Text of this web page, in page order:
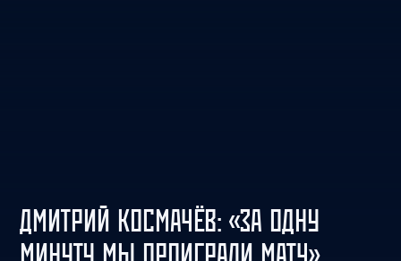
ДМИТРИЙ КОСМАЧЁВ: «ЗА ОДНУ